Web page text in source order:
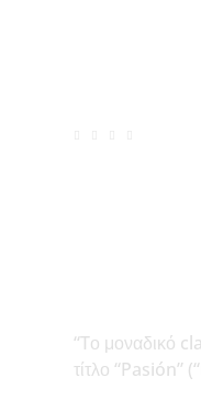
“Tο μοναδικό
τίτλο “Pasión”